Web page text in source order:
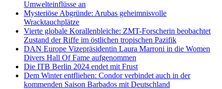
Umwelteinflüsse an
Mysteriöse Abgründe: Arubas geheimnisvolle
Wracktauchplätze
Vierte globale Korallenbleiche: ZMT-Forscherin beobachtet
Zustand der Riffe im östlichen tropischen Pazifik
DAN Europe Vizepräsidentin Laura Marroni in die Women
Divers Hall Of Fame aufgenommen
Die ITB Berlin 2024 endet mit Frust
Dem Winter entfliehen: Condor verbindet auch in der
kommenden Saison Barbados mit Deutschland